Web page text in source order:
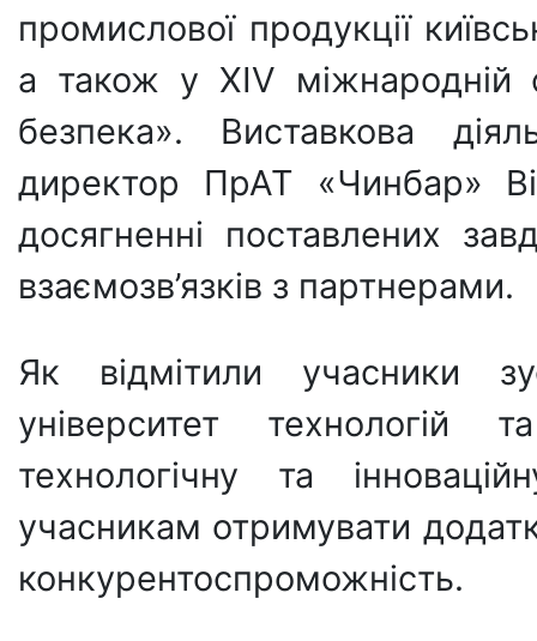
промислової продукції
а також у XIV міжнародній
безпека». Виставкова
директор ПрАТ «Чинбар»
досягненні поставлених
взаємозв’язків з партнерами.
Як відмітили учасники
університет технологій
технологічну та
учасникам отримувати
конкурентоспроможність.